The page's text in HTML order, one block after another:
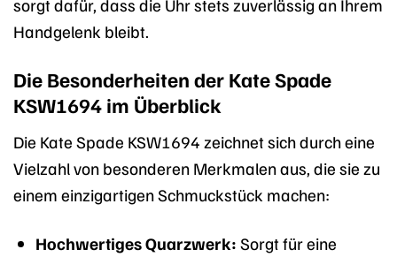
sorgt dafür, dass die Uhr stets zuverlässig an Ihrem
Handgelenk bleibt.
Die Besonderheiten der Kate Spade
KSW1694 im Überblick
Die Kate Spade KSW1694 zeichnet sich durch eine
Vielzahl von besonderen Merkmalen aus, die sie zu
einem einzigartigen Schmuckstück machen:
Hochwertiges Quarzwerk: Sorgt für eine